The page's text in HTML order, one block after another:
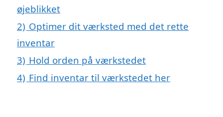
øjeblikket
2) Optimer dit værksted med det rette
inventar
3) Hold orden på værkstedet
4) Find inventar til værkstedet her